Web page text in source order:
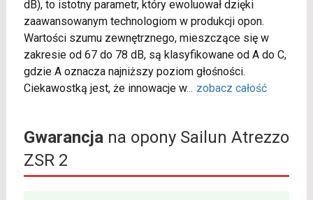
dB), to istotny parametr, który ewoluował dzięki
zaawansowanym technologiom w produkcji opon.
Wartości szumu zewnętrznego, mieszczące się w
zakresie od 67 do 78 dB, są klasyfikowane od A do C,
gdzie A oznacza najniższy poziom głośności.
Ciekawostką jest, że innowacje w... zobacz całość
Gwarancjana opony Sailun Atrezzo
ZSR 2